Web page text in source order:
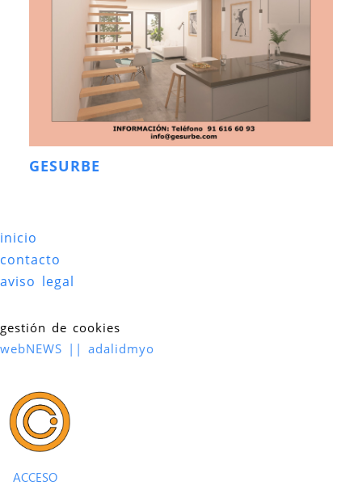
GESURBE
inicio
contacto
aviso legal
gestión de cookies
webNEWS || adalidmyo
ACCESO